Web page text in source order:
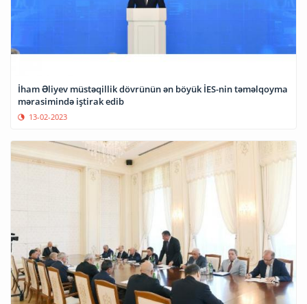
İham Əliyev müstəqillik dövrünün ən böyük İES-nin təməlqoyma
mərasimində iştirak edib
13-02-2023